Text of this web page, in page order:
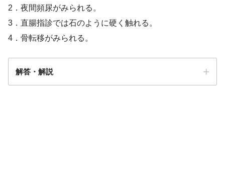
2．夜間頻尿がみられる。
3．直腸指診では石のように硬く触れる。
4．骨転移がみられる。
解答・解説